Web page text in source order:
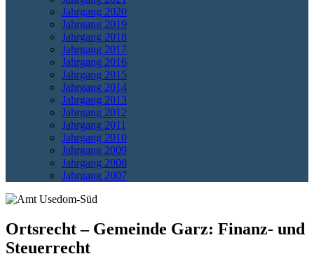
Jahrgang 2020
Jahrgang 2019
Jahrgang 2018
Jahrgang 2017
Jahrgang 2016
Jahrgang 2015
Jahrgang 2014
Jahrgang 2013
Jahrgang 2012
Jahrgang 2011
Jahrgang 2010
Jahrgang 2009
Jahrgang 2008
Jahrgang 2007
Ortsrecht – Gemeinde Garz: Finanz- und
Steuerrecht